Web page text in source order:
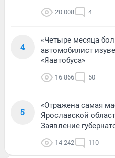
20 008 4
4
«Четыре месяца
автомобилист
«Яавтобуса»
16 866 50
5
«Отражена самая
Ярославской
Заявление
14 242 110